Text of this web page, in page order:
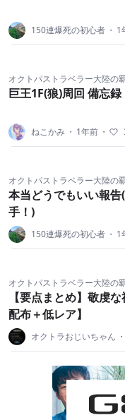
150連爆死の初心者 ・ 1
オクトパストラベラー大陸の
巨王1F(狼)周回 備忘録
ねこかみ ・ 1年前 ・
オクトパストラベラー大陸の
本当どうでもいい報告
手！)
150連爆死の初心者 ・ 1
オクトパストラベラー大陸の
【要点まとめ】敬虔
配布＋低レア】
オクトラおじいちゃん ・